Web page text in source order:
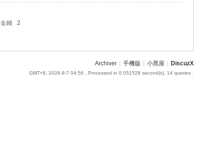
金錢
2
Archiver 手機版 小黑屋 DiscuzX
GMT+8, 2026-8-7 04:56 , Processed in 0.051528 second(s), 14 queries .